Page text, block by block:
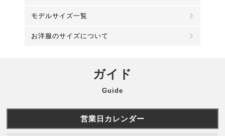
モデルサイズ一覧
お洋服のサイズについて
ガイド
Guide
営業日カレンダー